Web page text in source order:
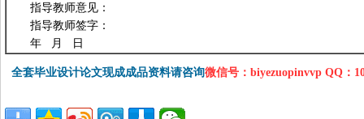
指导教师意见：
指导教师签字：
年 月 日
全套毕业设计论文现成成品资料请咨询微信号：biyezuopinvvp QQ